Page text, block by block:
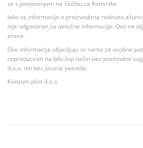
se s povjerenjem na Službu za Korisnike.
Iako se informacije o proizvodima redovito
nije odgovoran za netočne informacije. Ovo ne
prava.
Ove informacije objavljuju se samo za osobne
reproducirati na bilo koji način bez prethodne
d.o.o. niti bez pisane potvrde.
Konzum plus d.o.o.